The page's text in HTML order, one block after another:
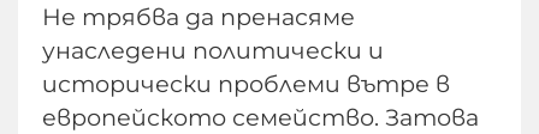
Не трябва да пренасяме
унаследени политически и
исторически проблеми вътре в
европейското семейство. Затова